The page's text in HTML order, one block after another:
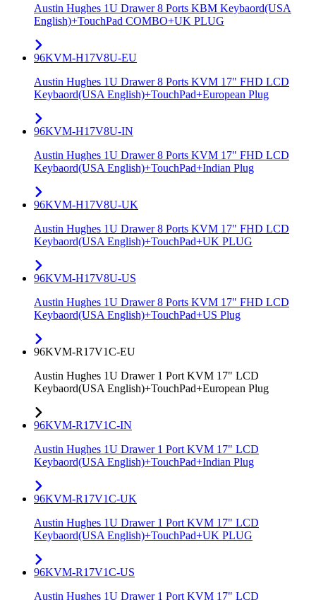
Austin Hughes 1U Drawer 8 Ports KBM Keybaord(USA
English)+TouchPad COMBO+UK PLUG
96KVM-H17V8U-EU
Austin Hughes 1U Drawer 8 Ports KVM 17" FHD LCD
Keybaord(USA English)+TouchPad+European Plug
96KVM-H17V8U-IN
Austin Hughes 1U Drawer 8 Ports KVM 17" FHD LCD
Keybaord(USA English)+TouchPad+Indian Plug
96KVM-H17V8U-UK
Austin Hughes 1U Drawer 8 Ports KVM 17" FHD LCD
Keybaord(USA English)+TouchPad+UK PLUG
96KVM-H17V8U-US
Austin Hughes 1U Drawer 8 Ports KVM 17" FHD LCD
Keybaord(USA English)+TouchPad+US Plug
96KVM-R17V1C-EU
Austin Hughes 1U Drawer 1 Port KVM 17" LCD
Keybaord(USA English)+TouchPad+European Plug
96KVM-R17V1C-IN
Austin Hughes 1U Drawer 1 Port KVM 17" LCD
Keybaord(USA English)+TouchPad+Indian Plug
96KVM-R17V1C-UK
Austin Hughes 1U Drawer 1 Port KVM 17" LCD
Keybaord(USA English)+TouchPad+UK PLUG
96KVM-R17V1C-US
Austin Hughes 1U Drawer 1 Port KVM 17" LCD